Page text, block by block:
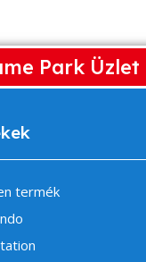
Park Üzlet
termék